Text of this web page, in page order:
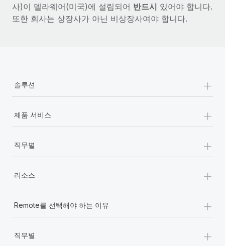
사)이 델라웨어(미국)에 설립되어 반드시 있어야 합니다.
또한 회사는 상장사가 아닌 비상장사여야 합니다.
솔루션 +
제품 서비스 +
직무별 +
리소스 +
Remote를 선택해야 하는 이유 +
직무별 +